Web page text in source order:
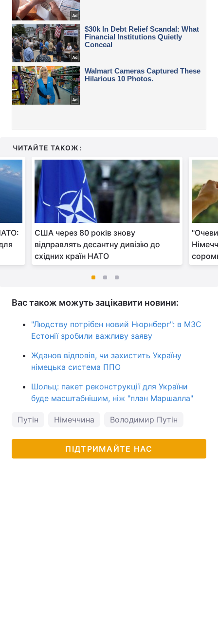
ЧИТАЙТЕ ТАКОЖ:
США через 80 років знову
відправлять десантну дивізію до
східних країн НАТО
Вас також можуть зацікавити новини:
"Людству потрібен новий Нюрнберг": в МЗС
Естонії зробили важливу заяву
Жданов відповів, чи захистить Україну
німецька система ППО
Шольц: пакет реконструкції для України
буде масштабнішим, ніж "план Маршалла"
Путін Німеччина Володимир Путін
ПІДТРИМАЙТЕ НАС